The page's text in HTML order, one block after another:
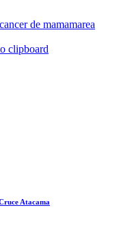
de mamamarea
clipboard
Atacama